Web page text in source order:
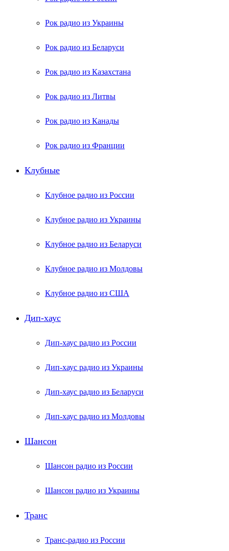
Рок радио из Украины
Рок радио из Беларуси
Рок радио из Казахстана
Рок радио из Литвы
Рок радио из Канады
Рок радио из Франции
Клубные
Клубное радио из России
Клубное радио из Украины
Клубное радио из Беларуси
Клубное радио из Молдовы
Клубное радио из США
Дип-хаус
Дип-хаус радио из России
Дип-хаус радио из Украины
Дип-хаус радио из Беларуси
Дип-хаус радио из Молдовы
Шансон
Шансон радио из России
Шансон радио из Украины
Транс
Транс-радио из России